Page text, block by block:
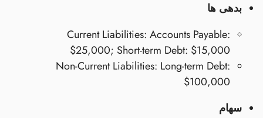
بدهی ها
Current Liabilities: Accounts Payable:
$25,000; Short-term Debt: $15,000
Non-Current Liabilities: Long-term Debt:
$100,000
سهام